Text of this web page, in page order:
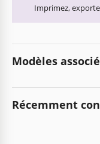
Imprimez,
Modèles
Récemment